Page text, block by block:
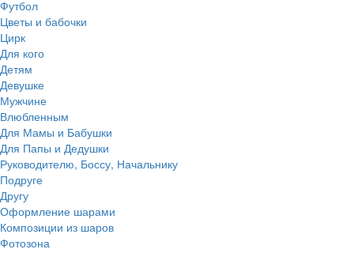
Футбол
Цветы и бабочки
Цирк
Для кого
Детям
Девушке
Мужчине
Влюбленным
Для Мамы и Бабушки
Для Папы и Дедушки
Руководителю, Боссу, Начальнику
Подруге
Другу
Оформление шарами
Композиции из шаров
Фотозона